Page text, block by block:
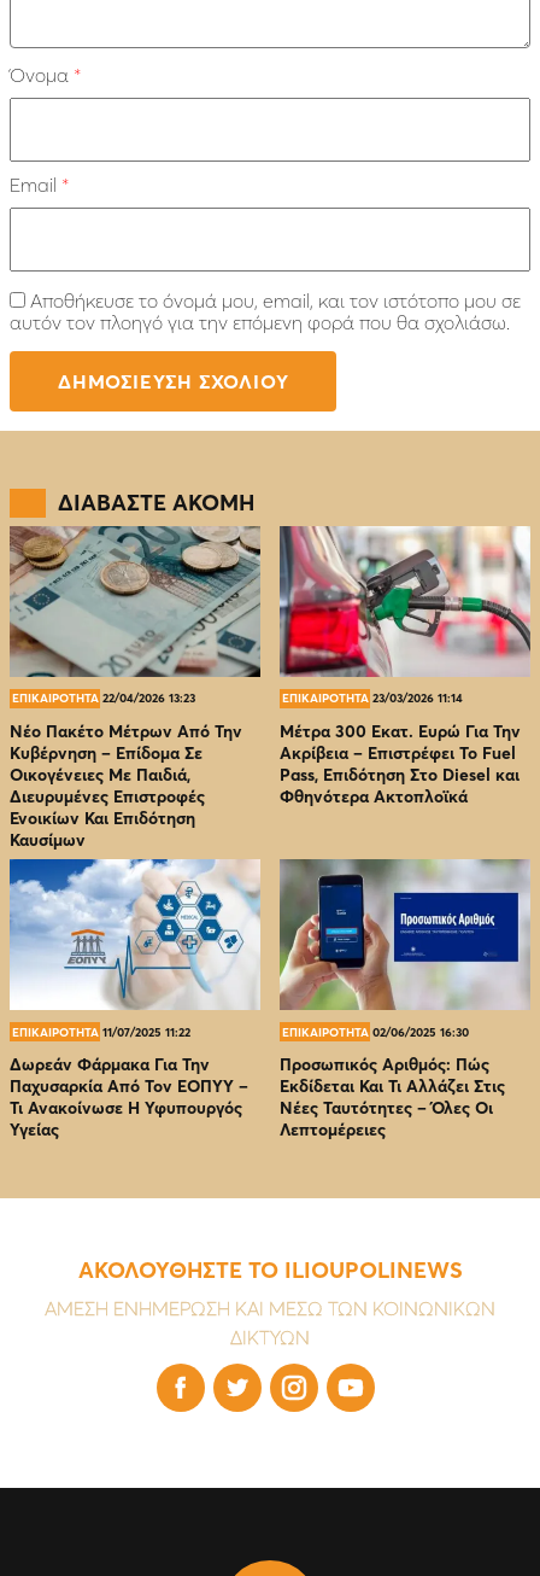
Όνομα *
Email *
Αποθήκευσε το όνομά μου, email, και τον ιστότοπο μου σε
αυτόν τον πλοηγό για την επόμενη φορά που θα σχολιάσω.
ΔΙΑΒΑΣΤΕ ΑΚΟΜΗ
ΕΠΙΚΑΙΡΟΤΗΤΑ 22/04/2026 13:23
Νέο Πακέτο Μέτρων Από Την
Κυβέρνηση – Επίδομα Σε
Οικογένειες Με Παιδιά,
Διευρυμένες Επιστροφές
Ενοικίων Και Επιδότηση
Καυσίμων
ΕΠΙΚΑΙΡΟΤΗΤΑ 23/03/2026 11:14
Μέτρα 300 Εκατ. Ευρώ Για Την
Ακρίβεια – Επιστρέφει Το Fuel
Pass, Επιδότηση Στο Diesel και
Φθηνότερα Ακτοπλοϊκά
ΕΠΙΚΑΙΡΟΤΗΤΑ 11/07/2025 11:22
Δωρεάν Φάρμακα Για Την
Παχυσαρκία Από Τον EOΠΥΥ –
Τι Ανακοίνωσε Η Υφυπουργός
Υγείας
ΕΠΙΚΑΙΡΟΤΗΤΑ 02/06/2025 16:30
Προσωπικός Αριθμός: Πώς
Εκδίδεται Και Τι Αλλάζει Στις
Νέες Ταυτότητες – Όλες Οι
Λεπτομέρειες
ΑΚΟΛΟΥΘΗΣΤΕ ΤΟ ILIOUPOLINEWS
ΑΜΕΣΗ ΕΝΗΜΕΡΩΣΗ ΚΑΙ ΜΕΣΩ ΤΩΝ ΚΟΙΝΩΝΙΚΩΝ
ΔΙΚΤΥΩΝ
   